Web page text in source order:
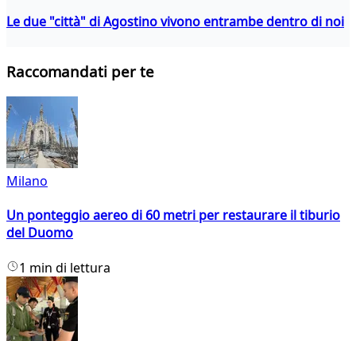
Le due "città" di Agostino vivono entrambe dentro di noi
Raccomandati per te
Milano
Un ponteggio aereo di 60 metri per restaurare il tiburio
del Duomo
1 min di lettura